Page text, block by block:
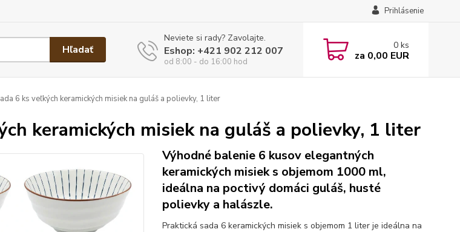
Prihlásenie
Hľadať
Neviete si rady? Zavolajte.
Eshop: +421 902 212 007
od 8:00 - do 16:00 hod
0 ks
za 0,00 EUR
6 ks veľkých keramických misiek na guláš a polievky, 1 liter
keramických misiek na guláš a polievky, 1 liter
Výhodné balenie 6 kusov elegantných
keramických misiek s objemom 1000 ml,
ideálna na poctivý domáci guláš, husté
polievky a halászle.
Praktická sada 6 keramických misiek s objemom 1 liter je ideálna na